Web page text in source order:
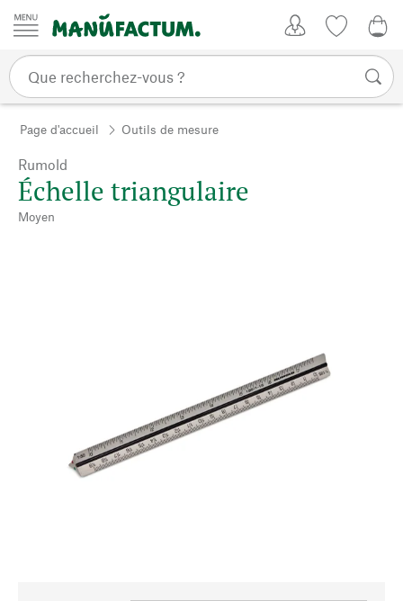
Passer au contenu
Page d'accueil Outils de mesure
Rumold
Échelle triangulaire
Moyen